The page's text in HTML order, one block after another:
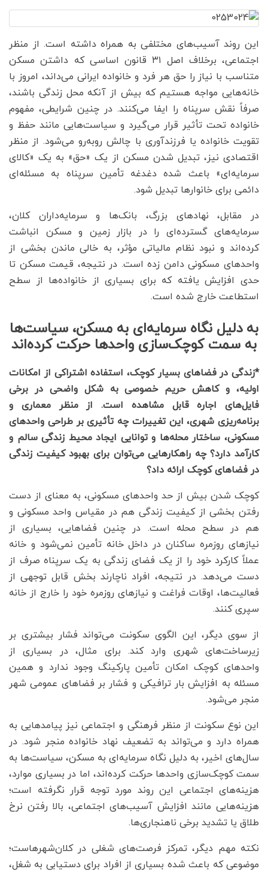
این روند آسیب‌های مختلفی به همراه داشته است. از منظر
اجتماعی، برخلاف اصل ۳۱ قانون اساسی که داشتن مسکن
متناسب با نیاز را حق هر فرد و خانواده ایرانی می‌داند، امروز با
خانه‌هایی مواجه هستیم که بیش از آنکه محل زندگی باشند،
صرفاً نقش سرپناه را ایفا می‌کنند. در چنین شرایطی، مفهوم
خانواده تحت تأثیر قرار می‌گیرد و سیاست‌هایی مانند حفظ و
تقویت خانواده یا فرزندآوری با چالش روبه‌رو می‌شود. از منظر
اقتصادی نیز، تبدیل شدن مسکن از یک «حق» به یک «کالای
سرمایه‌ای» باعث شده دغدغه تأمین سرپناه به مسئله‌ای
دائمی برای خانوارها تبدیل شود.
در مقابل، نهادهای بزرگ، بانک‌ها و سرمایه‌داران کلان،
سرمایه‌های گسترده‌ای را در بازار زمین و مسکن انباشت
کرده‌اند و نبود نظام مالیاتی مؤثر، به خالی ماندن بخشی از
واحدهای مسکونی دامن زده است. در نتیجه، قیمت مسکن تا
حدی افزایش یافته که برای بسیاری از خانواده‌ها از سطح
استطاعت خارج شده است.
به دلیل نگاه سرمایه‌ای به مسکن، سیاست‌ها
به سمت کوچک‌سازی واحدها حرکت کرده‌اند
*زندگی در فضاهای بسیار کوچک، استفاده اشتراکی از امکانات
اولیه، و کاهش حریم خصوصی به شکل واضحی در برخی
فایل‌های اجاره قابل مشاهده است. از منظر معماری و
برنامه‌ریزی شهری، این تغییرات چه تأثیری بر طراحی واحدهای
مسکونی، ساختار محله‌ها و توانایی ایجاد محیط زندگی سالم و
کارآمد دارد؟ چه راهکارهایی می‌توان برای بهبود کیفیت زندگی
در فضاهای کوچک ارائه داد؟
کوچک شدن بیش از حد واحدهای مسکونی، به معنای از دست
رفتن بخشی از کیفیت زندگی هم در مقیاس واحد مسکونی و
هم در سطح محله است. در چنین فضاهایی، بسیاری از
نیازهای روزمره ساکنان در داخل خانه تأمین نمی‌شود و خانه
عملاً کارکرد خود را از یک فضای زندگی به یک سرپناه صرف از
دست می‌دهد. در نتیجه، افراد ناچارند بخش قابل توجهی از
فعالیت‌ها، اوقات فراغت و نیازهای روزمره خود را خارج از خانه
سپری کنند.
از سوی دیگر، این الگوی سکونت می‌تواند فشار بیشتری بر
زیرساخت‌های شهری وارد کند. برای مثال، در بسیاری از
واحدهای کوچک امکان تأمین پارکینگ وجود ندارد و همین
مسئله به افزایش بار ترافیکی و فشار بر فضاهای عمومی شهر
منجر می‌شود.
این نوع سکونت از منظر فرهنگی و اجتماعی نیز پیامدهایی به
همراه دارد و می‌تواند به تضعیف نهاد خانواده منجر شود. در
سال‌های اخیر، به دلیل نگاه سرمایه‌ای به مسکن، سیاست‌ها به
سمت کوچک‌سازی واحدها حرکت کرده‌اند، اما در بسیاری موارد،
هزینه‌های اجتماعی این روند مورد توجه قرار نگرفته است؛
هزینه‌هایی مانند افزایش آسیب‌های اجتماعی، بالا رفتن نرخ
طلاق یا تشدید برخی ناهنجاری‌ها.
نکته مهم دیگر، تمرکز فرصت‌های شغلی در کلان‌شهرهاست؛
موضوعی که باعث شده بسیاری از افراد برای دستیابی به شغل،